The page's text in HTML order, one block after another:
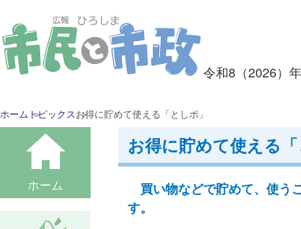
令和8 （2026） 年
ホーム トピックスお得に貯めて使える「としポ」
お得に貯めて使える「
買い物などで貯めて、使う
す。
ホーム